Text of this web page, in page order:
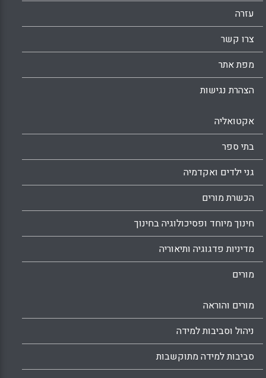
עזרה
צרו קשר
מפת אתר
הצהרת נגישות
אקטואליה
בתי ספר
גני ילדים ואקדמיה
הכשרת מורים
חינוך מיוחד ופסיכולוגיה בחינוך
מדיניות פדגוגיה ותיאוריה
מורים
מורים והוראה
ניהול וסביבות למידה
סביבות למידה מתוקשבות